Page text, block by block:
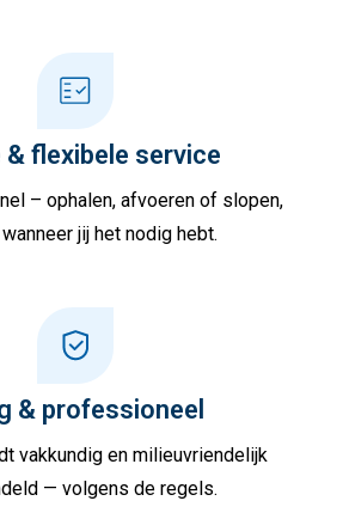
& flexibele service
– ophalen, afvoeren of slopen,
jij het nodig hebt.
& professioneel
vakkundig en milieuvriendelijk
— volgens de regels.